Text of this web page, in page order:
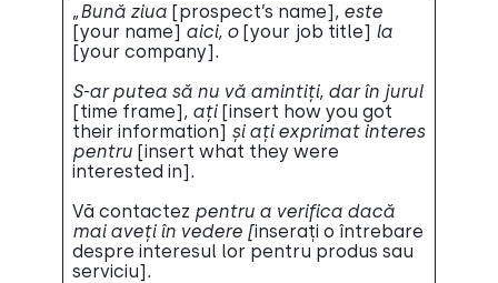
„Bună ziua [prospect’s name], este
[your name] aici, o [your job title] la
[your company].
S-ar putea să nu vă amintiți, dar în jurul
[time frame], ați [insert how you got
their information] și ați exprimat interes
pentru [insert what they were
interested in].
Vă contactez pentru a verifica dacă
mai aveți în vedere [inserați o întrebare
despre interesul lor pentru produs sau
serviciu].